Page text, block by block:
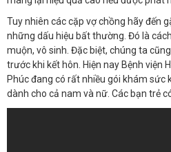
Tuy nhiên các cặp vợ chồng hãy đến
những dấu hiệu bất thường. Đó là
muộn, vô sinh. Đặc biệt, chúng ta
trước khi kết hôn. Hiện nay Bệnh viện
Phúc đang có rất nhiều gói khám sức
dành cho cả nam và nữ. Các bạn trẻ